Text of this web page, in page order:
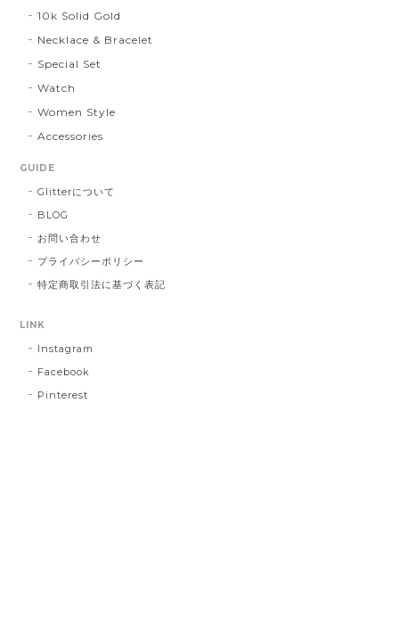
10k Solid Gold
Necklace & Bracelet
Special Set
Watch
Women Style
Accessories
GUIDE
Glitterについて
BLOG
お問い合わせ
プライバシーポリシー
特定商取引法に基づく表記
LINK
Instagram
Facebook
Pinterest